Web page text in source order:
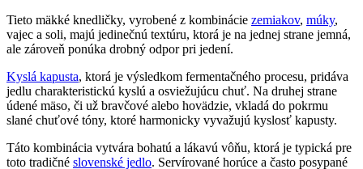
Tieto mäkké knedličky, vyrobené z kombinácie zemiakov, múky,
vajec a soli, majú jedinečnú textúru, ktorá je na jednej strane jemná,
ale zároveň ponúka drobný odpor pri jedení.
Kyslá kapusta, ktorá je výsledkom fermentačného procesu, pridáva
jedlu charakteristickú kyslú a osviežujúcu chuť. Na druhej strane
údené mäso, či už bravčové alebo hovädzie, vkladá do pokrmu
slané chuťové tóny, ktoré harmonicky vyvažujú kyslosť kapusty.
Táto kombinácia vytvára bohatú a lákavú vôňu, ktorá je typická pre
toto tradičné slovenské jedlo. Servírované horúce a často posypané